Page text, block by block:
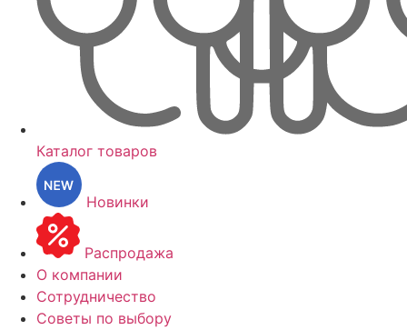
Каталог товаров
Новинки
Распродажа
О компании
Сотрудничество
Советы по выбору